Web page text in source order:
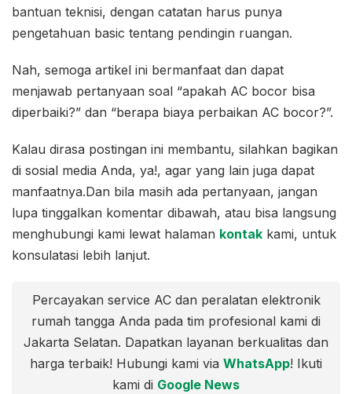
bantuan teknisi, dengan catatan harus punya
pengetahuan basic tentang pendingin ruangan.
Nah, semoga artikel ini bermanfaat dan dapat
menjawab pertanyaan soal “apakah AC bocor bisa
diperbaiki?” dan “berapa biaya perbaikan AC bocor?”.
Kalau dirasa postingan ini membantu, silahkan bagikan
di sosial media Anda, ya!, agar yang lain juga dapat
manfaatnya.Dan bila masih ada pertanyaan, jangan
lupa tinggalkan komentar dibawah, atau bisa langsung
menghubungi kami lewat halaman kontak kami, untuk
konsulatasi lebih lanjut.
Percayakan service AC dan peralatan elektronik
rumah tangga Anda pada tim profesional kami di
Jakarta Selatan. Dapatkan layanan berkualitas dan
harga terbaik! Hubungi kami via WhatsApp! Ikuti
kami di Google News